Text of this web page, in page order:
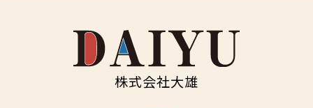
株式会社大雄